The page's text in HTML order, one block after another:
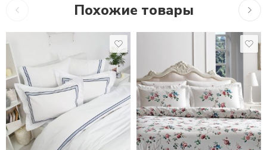
Похожие товары
18,768₽
10,755₽–17,716₽
1,5 СПАЛЬНЫЙ